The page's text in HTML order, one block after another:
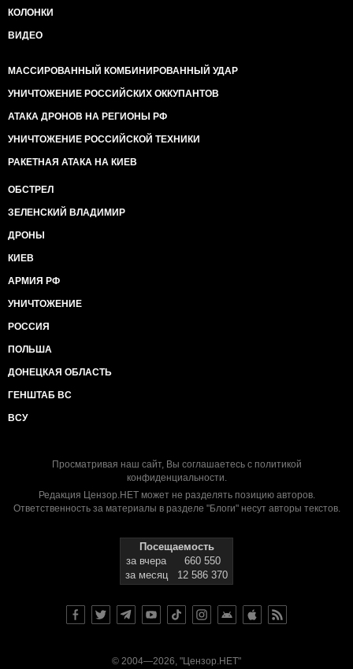
КОЛОНКИ
ВИДЕО
МАССИРОВАННЫЙ КОМБИНИРОВАННЫЙ УДАР
УНИЧТОЖЕНИЕ РОССИЙСКИХ ОККУПАНТОВ
АТАКА ДРОНОВ НА РЕГИОНЫ РФ
УНИЧТОЖЕНИЕ РОССИЙСКОЙ ТЕХНИКИ
РАКЕТНАЯ АТАКА НА КИЕВ
ОБСТРЕЛ
ЗЕЛЕНСКИЙ ВЛАДИМИР
ДРОНЫ
КИЕВ
АРМИЯ РФ
УНИЧТОЖЕНИЕ
РОССИЯ
ПОЛЬША
ДОНЕЦКАЯ ОБЛАСТЬ
ГЕНШТАБ ВС
ВСУ
Просматривая наш сайт, Вы соглашаетесь с политикой
конфиденциальности.
Редакция Цензор.НЕТ может не разделять позицию авторов.
Ответственность за материалы в разделе "Блоги" несут авторы текстов.
Посещаемость
за вчера
660 550
за месяц
12 586 370
© 2004—2026, "Цензор.НЕТ"